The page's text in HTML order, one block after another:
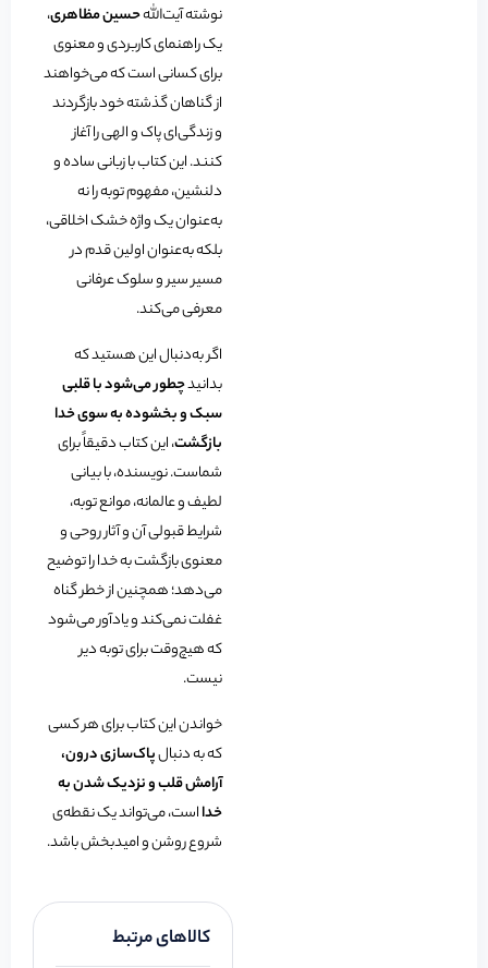
نوشته آیت‌اللهحسین مظاهری،
یک راهنمای کاربردی و معنوی
برای کسانی است که می‌خواهند
از گناهان گذشته خود بازگردند
و زندگی‌ای پاک و الهی را آغاز
کنند. این کتاب با زبانی ساده و
دلنشین، مفهوم توبه را نه
به‌عنوان یک واژه خشک اخلاقی،
بلکه به‌عنوان اولین قدم در
مسیر سیر و سلوک عرفانی
معرفی می‌کند.
اگر به‌دنبال این هستید که
بدانیدچطور می‌شود با قلبی
سبک و بخشوده به سوی خدا
بازگشت، این کتاب دقیقاً برای
شماست. نویسنده، با بیانی
لطیف و عالمانه، موانع توبه،
شرایط قبولی آن و آثار روحی و
معنوی بازگشت به خدا را توضیح
می‌دهد؛ همچنین از خطر گناه
غفلت نمی‌کند و یادآور می‌شود
که هیچ‌وقت برای توبه دیر
نیست.
خواندن این کتاب برای هر کسی
که به دنبالپاک‌سازی درون،
آرامش قلب و نزدیک شدن به
خدااست، می‌تواند یک نقطه‌ی
شروع روشن و امیدبخش باشد.
کالاهای مرتبط